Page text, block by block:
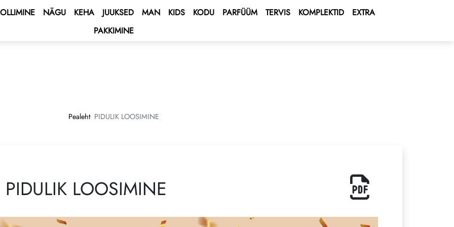
NÄGU KEHA JUUKSED MAN KIDS KODU PARFÜÜM TERVIS KOMPLEKTID
EXTRA
PAKKIMINE
võida auto
Pealeht PIDULIK LOOSIMINE
PIDULIK LOOSIMINE